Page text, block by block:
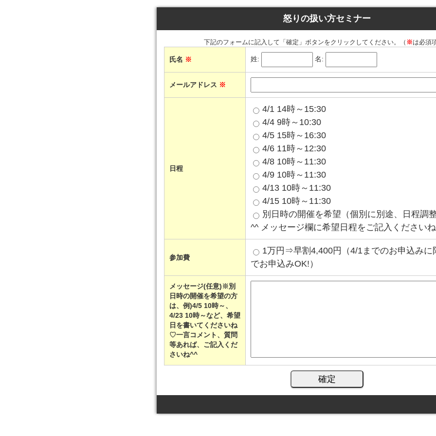
怒りの扱い方セミナー
下記のフォームに記入して「確定」ボタンをクリックしてください。（ ※は必須
氏名 ※ 姓: 名:
メールアドレス ※
日程
4/1 14時～15:30
4/4 9時～10:30
4/5 15時～16:30
4/6 11時～12:30
4/8 10時～11:30
4/9 10時～11:30
4/13 10時～11:30
4/15 10時～11:30
別日時の開催を希望（個別に別途、日程調
^^ メッセージ欄に希望日程をご記入ください
参加費
1万円⇒早割4,400円（4/1までのお申込みに
でお申込みOK!）
メッセージ(任意)※別
日時の開催を希望の方
は、例)4/5 10時～、
4/23 10時～など、希望
日を書いてくださいね
♡一言コメント、質問
等あれば、ご記入くだ
さいね^^